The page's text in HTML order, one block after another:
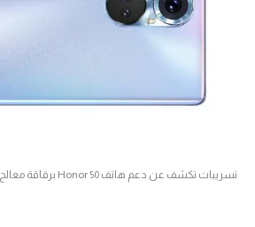
تسريبات تكشف عن دعم هاتف Honor 50 برقاقة معالج Snapdragon 775G